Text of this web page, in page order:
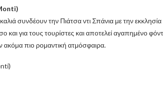
συνδέουν την Πιάτσα ντι Σπάνια με την
και για τους τουρίστες και αποτελεί αγαπημένο
ακόμα πιο ρομαντική ατμόσφαιρα.